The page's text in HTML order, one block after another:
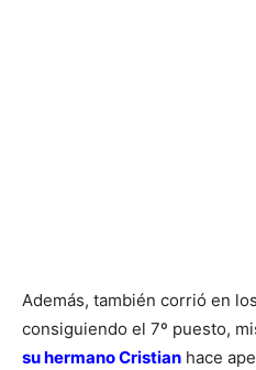
Además, también corrió en
consiguiendo el 7º puesto,
su hermano Cristian hace